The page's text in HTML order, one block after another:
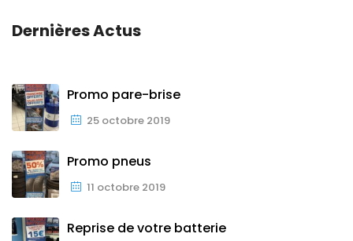
Dernières Actus
Promo pare-brise
25 octobre 2019
Promo pneus
11 octobre 2019
Reprise de votre batterie